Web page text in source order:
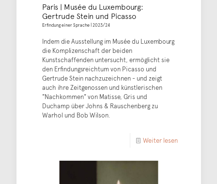
Paris | Musée du Luxembourg:
Gertrude Stein und Picasso
Erfindung einer Sprache | 2023/24
Indem die Ausstellung im Musée du Luxembourg
die Komplizenschaft der beiden
Kunstschaffenden untersucht, ermöglicht sie
den Erfindungsreichtum von Picasso und
Gertrude Stein nachzuzeichnen - und zeigt
auch ihre Zeitgenossen und künstlerischen
"Nachkommen" von Matisse, Gris und
Duchamp über Johns & Rauschenberg zu
Warhol und Bob Wilson.
Weiter lesen